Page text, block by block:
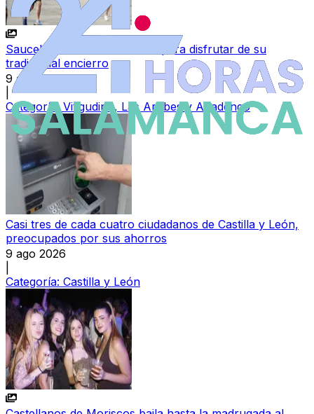
Saucelle se echa a las calles para disfrutar de su
tradicional encierro
9 ago 2026
Categoría:Vitigudino, Las Arribes y Abadengo
Casi tres de cada cuatro ciudadanos de Castilla y León,
preocupados por sus ahorros
9 ago 2026
Categoría: Castilla y León